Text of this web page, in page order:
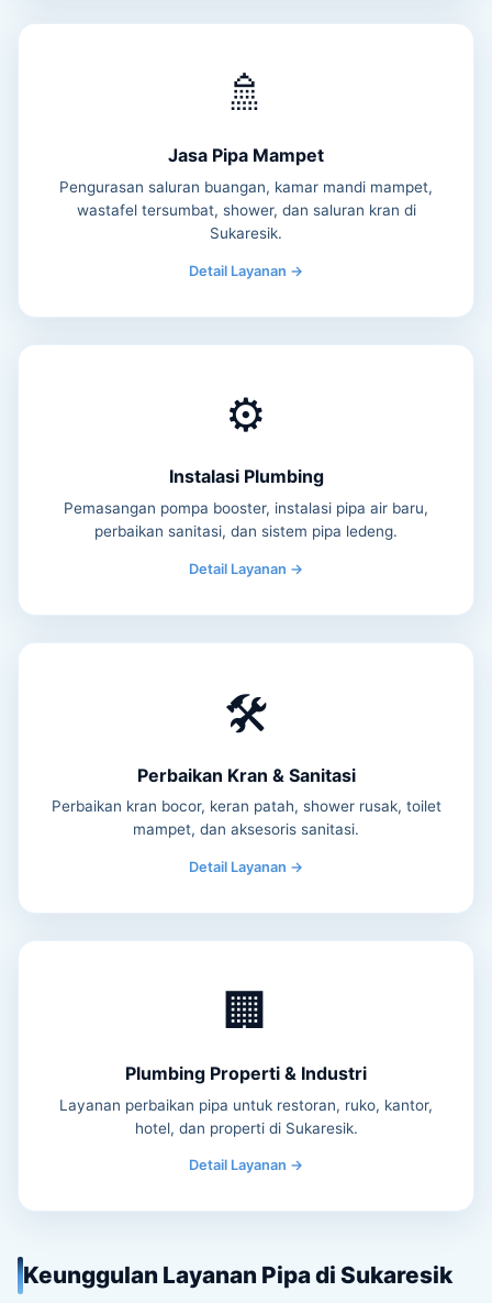
🚿
Jasa Pipa Mampet
Pengurasan saluran buangan, kamar mandi mampet,
wastafel tersumbat, shower, dan saluran kran di
Sukaresik.
Detail Layanan →
⚙️
Instalasi Plumbing
Pemasangan pompa booster, instalasi pipa air baru,
perbaikan sanitasi, dan sistem pipa ledeng.
Detail Layanan →
🛠️
Perbaikan Kran & Sanitasi
Perbaikan kran bocor, keran patah, shower rusak, toilet
mampet, dan aksesoris sanitasi.
Detail Layanan →
🏢
Plumbing Properti & Industri
Layanan perbaikan pipa untuk restoran, ruko, kantor,
hotel, dan properti di Sukaresik.
Detail Layanan →
Keunggulan Layanan Pipa di Sukaresik